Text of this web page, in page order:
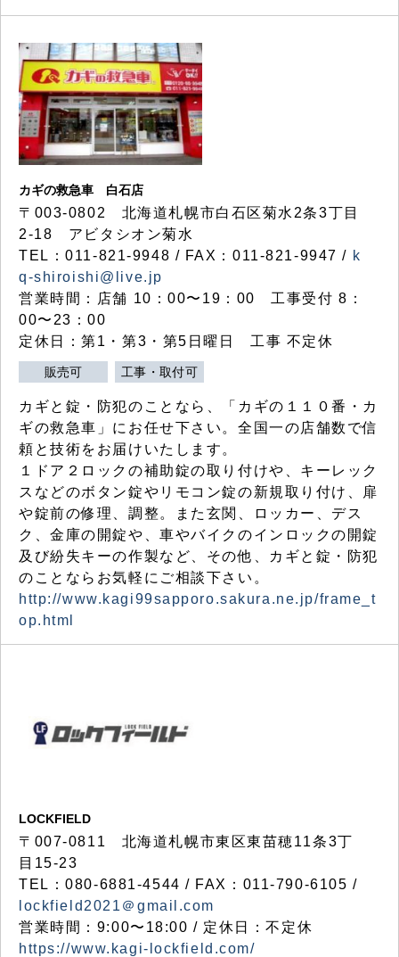
カギの救急車 白石店
〒003-0802 北海道札幌市白石区菊水2条3丁目
2-18 アビタシオン菊水
TEL：011-821-9948 / FAX：011-821-9947 / k
q-shiroishi@live.jp
営業時間：店舗 10：00〜19：00 工事受付 8：
00〜23：00
定休日：第1・第3・第5日曜日 工事 不定休
販売可 工事・取付可
カギと錠・防犯のことなら、「カギの１１０番・カ
ギの救急車」にお任せ下さい。全国一の店舗数で信
頼と技術をお届けいたします。
１ドア２ロックの補助錠の取り付けや、キーレック
スなどのボタン錠やリモコン錠の新規取り付け、扉
や錠前の修理、調整。また玄関、ロッカー、デス
ク、金庫の開錠や、車やバイクのインロックの開錠
及び紛失キーの作製など、その他、カギと錠・防犯
のことならお気軽にご相談下さい。
http://www.kagi99sapporo.sakura.ne.jp/frame_t
op.html
LOCKFIELD
〒007-0811 北海道札幌市東区東苗穂11条3丁
目15-23
TEL：080-6881-4544 / FAX：011-790-6105 /
lockfield2021＠gmail.com
営業時間：9:00〜18:00 / 定休日：不定休
https://www.kagi-lockfield.com/